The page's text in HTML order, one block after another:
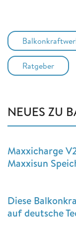
Ratgeber
NEUES ZU
Maxxicharge
Maxxisun
Diese
auf deutsche